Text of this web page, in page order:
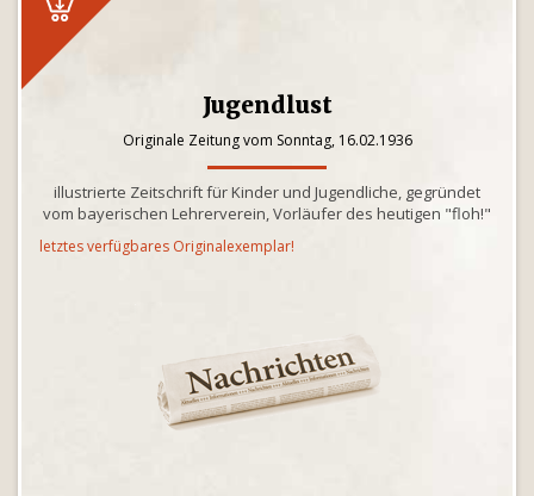
Jugendlust
Originale Zeitung vom Sonntag, 16.02.1936
illustrierte Zeitschrift für Kinder und Jugendliche, gegründet
vom bayerischen Lehrerverein, Vorläufer des heutigen "floh!"
letztes verfügbares Originalexemplar!